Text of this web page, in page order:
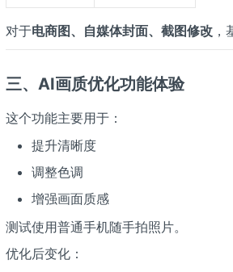
对于电商图、自媒体封面、截图修改，
三、AI画质优化功能体验
这个功能主要用于：
提升清晰度
调整色调
增强画面质感
测试使用普通手机随手拍照片。
优化后变化：